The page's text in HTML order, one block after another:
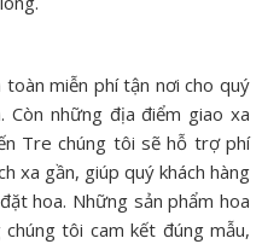
miễn phí tận nơi cho quý
Còn những địa điểm giao xa
Tre chúng tôi sẽ hỗ trợ phí
xa gần, giúp quý khách hàng
hoa. Những sản phẩm hoa
tôi cam kết đúng mẫu,